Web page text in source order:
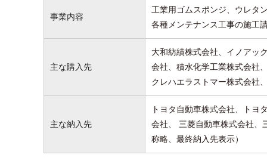
事業内容
工業用ゴムスポンジ、ウレタ
各種メンテナンス工事の施工
主な購入先
大和紡績株式会社、イノアッ
会社、積水化学工業株式会社
クレハエラストマー株式会
主な納入先
トヨタ自動車株式会社、トヨ
会社、 三菱自動車株式会社、
称略、最終納入先表示）